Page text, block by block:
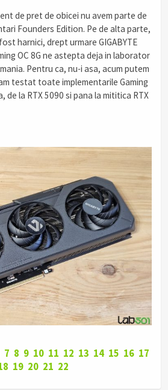
de pret de obicei nu avem parte de
Founders Edition. Pe de alta parte,
harnici, drept urmare GIGABYTE
OC 8G ne astepta deja in laborator
Pentru ca, nu-i asa, acum putem
testat toate implementarile Gaming
de la RTX 5090 si pana la mititica RTX
7 8 9 10 11 12 13 14 15 16 17
19 20 21 22